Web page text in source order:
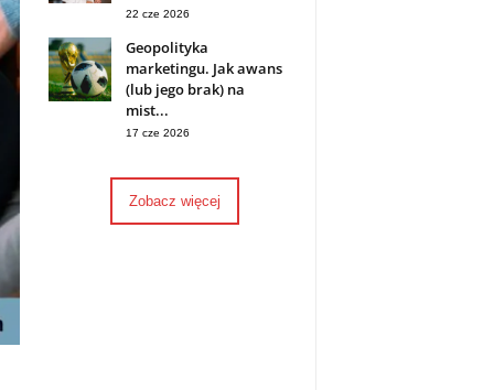
22 cze 2026
Geopolityka
marketingu. Jak awans
(lub jego brak) na
mist...
17 cze 2026
Zobacz więcej